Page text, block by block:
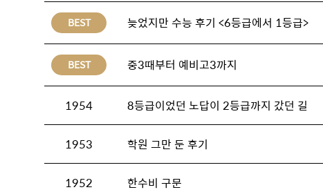
BEST 늦었지만 수능 후기 <6등급에서 1등급>
BEST 중3때부터 예비고3까지
1954 8등급이었던 노답이 2등급까지 갔던 길
1953 학원 그만 둔 후기
1952 한수비 구문